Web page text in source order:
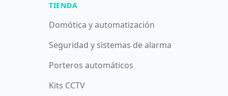
TIENDA
Domótica y automatización
Seguridad y sistemas de alarma
Porteros automáticos
Kits CCTV